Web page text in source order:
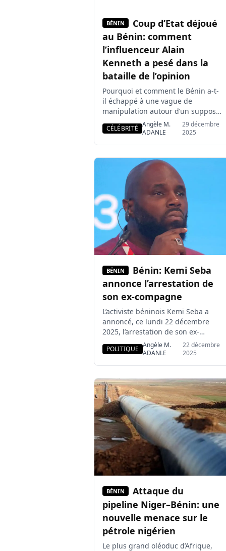
BÉNIN
Coup d’Etat déjoué
au Bénin: comment
l’influenceur Alain
Kenneth a pesé dans la
bataille de l’opinion
Pourquoi et comment le Bénin a-t-
il échappé à une vague de
manipulation autour d’un supposé
coup d’État le 7 décembre ? Dans
un entretien accordé à ESAE TV, le
central joué par le tiktokeur
béninois Alain Kenneth
Adjadohoun dans la stabilisation
de l’opinion publique à travers […]
CÉLÉBRITÉ Angèle M.
ADANLE
29 décembre
2025
BÉNIN
Bénin: Kemi Seba
annonce l’arrestation de
son ex-compagne
L’activiste béninois Kemi Seba a
annoncé, ce lundi 22 décembre
2025, l’arrestation de son ex-
compagne à travers une vidéo
publiée sur sa page Facebook.
est lui-même visé par un mandat
d’arrêt international pour son
soutien présumé à la tentative de
putsch déjouée au Bénin. C’est par
une sortie […]
POLITIQUE Angèle M.
ADANLE
22 décembre
2025
BÉNIN
Attaque du
pipeline Niger–Bénin: une
nouvelle menace sur le
pétrole nigérien
Le plus grand oléoduc d’Afrique,